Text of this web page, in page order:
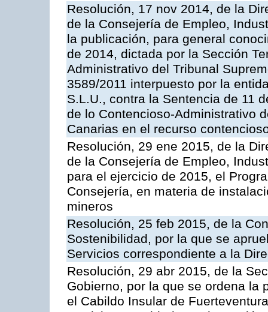
Resolución, 17 nov 2014, de la
de la Consejería de Empleo,
la publicación, para general
de 2014, dictada por la Sección
Administrativo del Tribunal
3589/2011 interpuesto por la
S.L.U., contra la Sentencia de 11
de lo Contencioso-Administrativo
Canarias en el recurso
Resolución, 29 ene 2015, de la
de la Consejería de Empleo,
para el ejercicio de 2015, el
Consejería, en materia de
mineros
Resolución, 25 feb 2015, de la
Sostenibilidad, por la que se
Servicios correspondiente a la
Resolución, 29 abr 2015, de la
Gobierno, por la que se ordena la
el Cabildo Insular de